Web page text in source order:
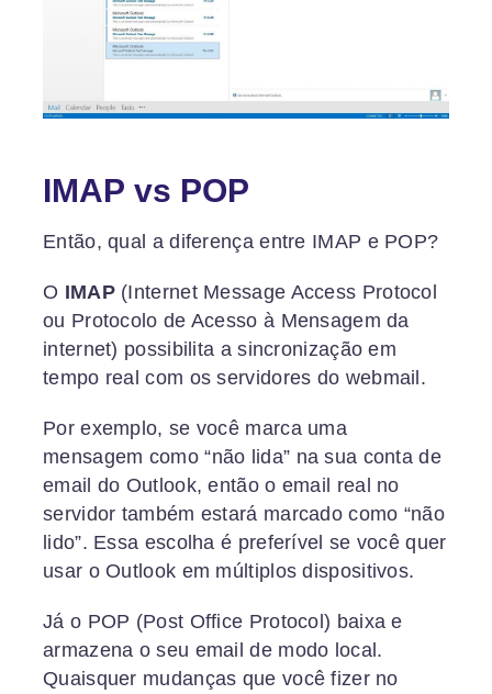
IMAP vs POP
Então, qual a diferença entre IMAP e POP?
O IMAP (Internet Message Access Protocol
ou Protocolo de Acesso à Mensagem da
internet) possibilita a sincronização em
tempo real com os servidores do webmail.
Por exemplo, se você marca uma
mensagem como “não lida” na sua conta de
email do Outlook, então o email real no
servidor também estará marcado como “não
lido”. Essa escolha é preferível se você quer
usar o Outlook em múltiplos dispositivos.
Já o POP (Post Office Protocol) baixa e
armazena o seu email de modo local.
Quaisquer mudanças que você fizer no